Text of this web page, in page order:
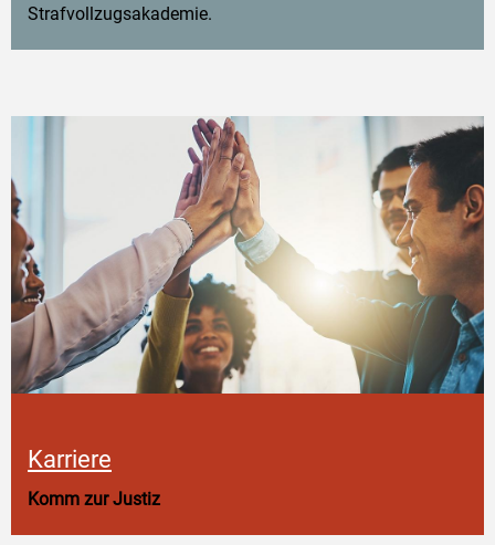
Strafvollzugsakademie.
Karriere
Komm zur Justiz